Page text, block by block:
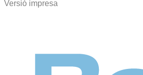
Versió impresa